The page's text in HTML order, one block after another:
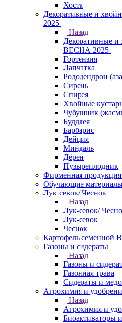
Хоста
Декоративные и
2025
Назад
Декоративные и
ВЕСНА 2025
Гортензия
Лапчатка
Рододендрон
Сирень
Спирея
Хвойные
Чубушник
Буддлея
Барбарис
Дейция
Миндаль
Дёрен
Пузыреплодник
Фирменная
Обучающие материалы
Лук-севок/ Чеснок
Назад
Лук-севок/
Лук-севок
Чеснок
Картофель семенной
Газоны и сидераты
Назад
Газоны и
Газонная трава
Сидераты и
Агрохимия и
Назад
Агрохимия и
Биоактиваторы